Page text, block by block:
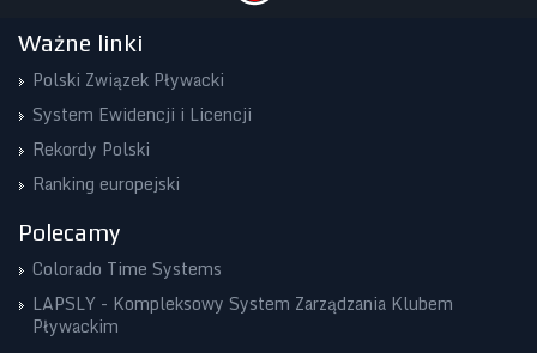
Ważne linki
Polski Związek Pływacki
System Ewidencji i Licencji
Rekordy Polski
Ranking europejski
Polecamy
Colorado Time Systems
LAPSLY - Kompleksowy System Zarządzania Klubem
Pływackim